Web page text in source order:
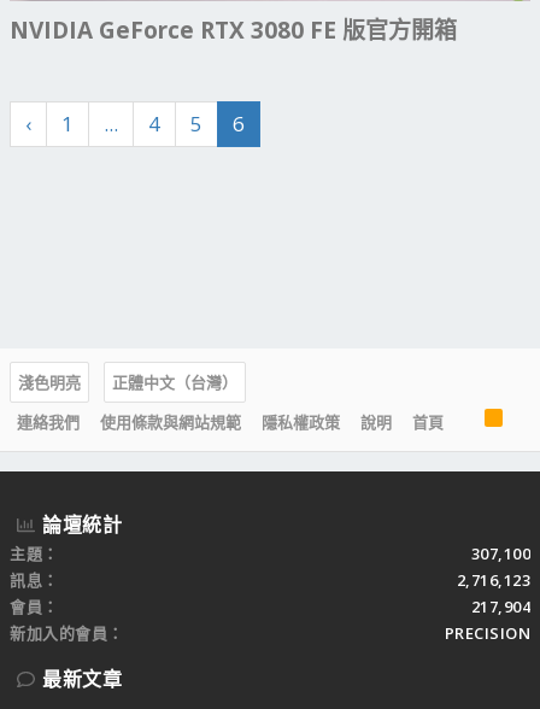
NVIDIA GeForce RTX 3080 FE 版官方開箱
‹ 1 ... 4 5 6
淺色明亮
正體中文（台灣）
連絡我們
使用條款與網站規範 隱私權政策 說明 首頁
R
S
S
論壇統計
主題
307,100
訊息
2,716,123
會員
217,904
新加入的會員
PRECISION
最新文章